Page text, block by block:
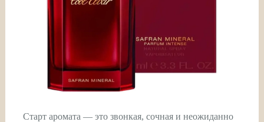
Старт аромата — это звонкая, сочная и неожиданно